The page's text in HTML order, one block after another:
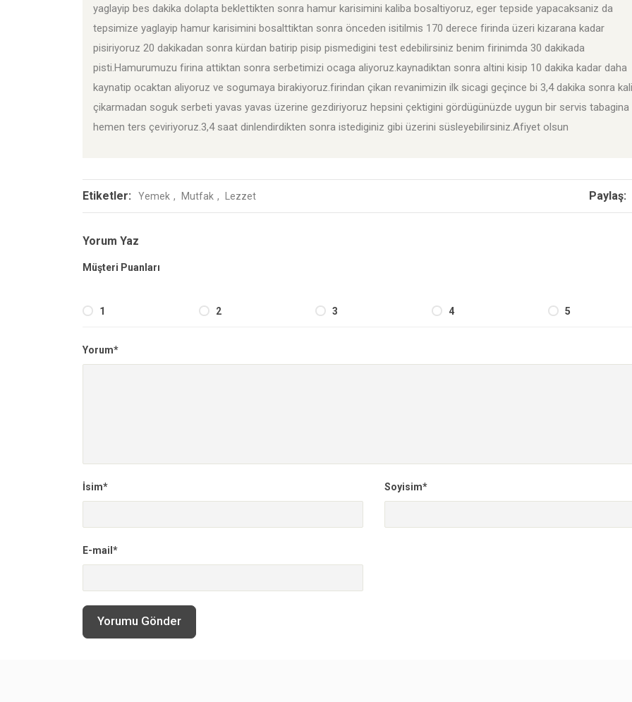
yaglayip bes dakika dolapta beklettikten sonra hamur karisimini kaliba bosaltiyoruz, eger tepside yapacaksaniz da
tepsimize yaglayip hamur karisimini bosalttiktan sonra önceden isitilmis 170 derece firinda üzeri kizarana kadar
pisiriyoruz 20 dakikadan sonra kürdan batirip pisip pismedigini test edebilirsiniz benim firinimda 30 dakikada
pisti.Hamurumuzu firina attiktan sonra serbetimizi ocaga aliyoruz.kaynadiktan sonra altini kisip 10 dakika kadar daha
kaynatip ocaktan aliyoruz ve sogumaya birakiyoruz.firindan çikan revanimizin ilk sicagi geçince bi 3,4 dakika sonra
çikarmadan soguk serbeti yavas yavas üzerine gezdiriyoruz hepsini çektigini gördügünüzde uygun bir servis tabagina
hemen ters çeviriyoruz.3,4 saat dinlendirdikten sonra istediginiz gibi üzerini süsleyebilirsiniz.Afiyet olsun
Etiketler: Yemek Mutfak Lezzet Paylaş:
Yorum Yaz
Müşteri Puanları
1 2 3 4 5
Yorum*
İsim* Soyisim*
E-mail*
Yorumu Gönder